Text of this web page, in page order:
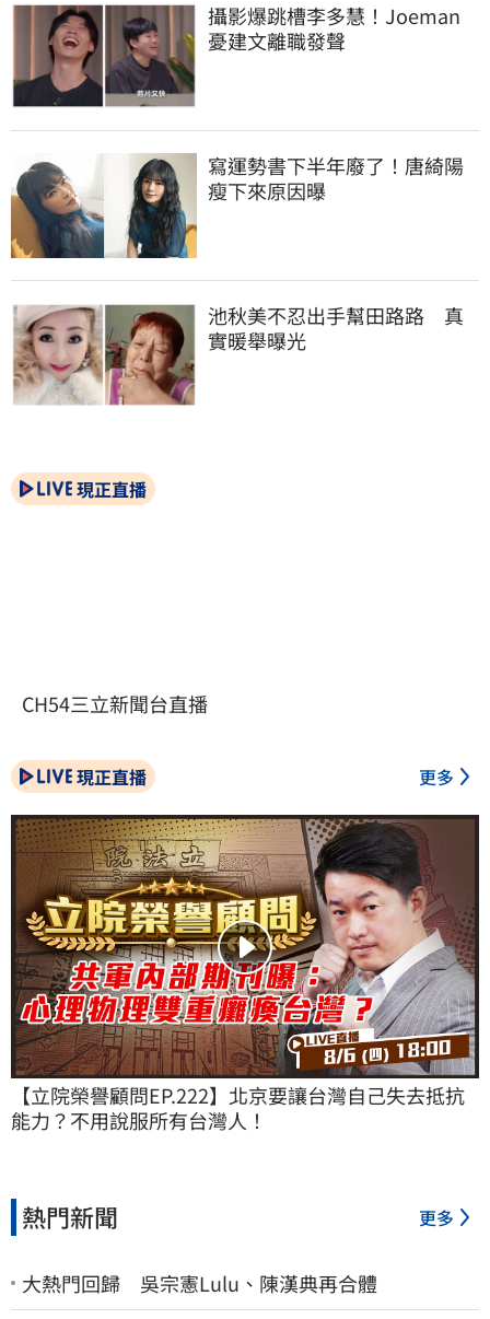
攝影爆跳槽李多慧！Joeman
憂建文離職發聲
寫運勢書下半年廢了！唐綺陽
瘦下來原因曝
池秋美不忍出手幫田路路　真
實暖舉曝光
現正直播
CH54三立新聞台直播
現正直播 更多
【立院榮譽顧問EP.222】北京要讓台灣自己失去抵抗
能力？不用說服所有台灣人！
熱門新聞 更多
大熱門回歸 吳宗憲Lulu、陳漢典再合體